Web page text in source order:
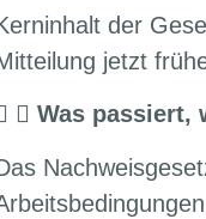
der
jetzt
Was passiert,